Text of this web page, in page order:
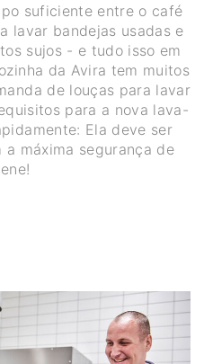
suficiente entre o café
lavar bandejas usadas e
sujos - e tudo isso em
da Avira tem muitos
de louças para lavar
para a nova lava-
Ela deve ser
máxima segurança de